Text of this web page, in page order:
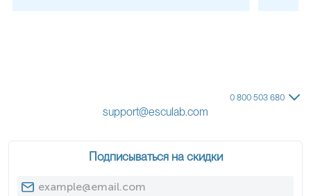
0 800 503 680
support@esculab.com
Подписываться на скидки